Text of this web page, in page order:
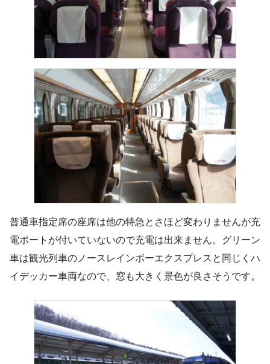
普通車指定席の座席は他の特急とさほど変わりませんが充
電ポートが付いていないので充電は出来ません。グリーン
車は観光列車のノースレインボーエクスプレスと同じくハ
イデッカー車両なので、窓も大きく景色が良さそうです。